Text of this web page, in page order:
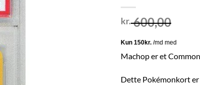
kr.600,00
Machop er et
Dette Pokémonkort